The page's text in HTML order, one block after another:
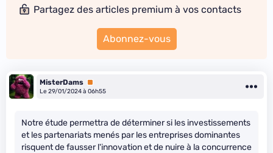
Partagez des articles premium à vos contacts
Abonnez-vous
MisterDams Premium
Le 29/01/2024 à 06h55
Notre étude permettra de déterminer si les investissements
et les partenariats menés par les entreprises dominantes
risquent de fausser l'innovation et de nuire à la concurrence